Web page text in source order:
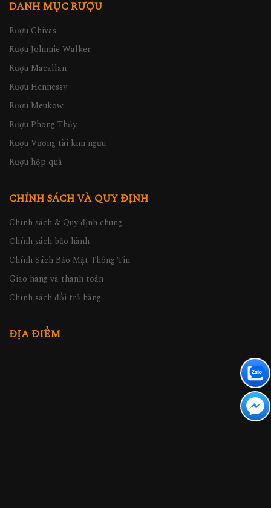
DANH MỤC RƯỢU
Rượu Chivas
Rượu Johnnie Walker
Rượu Macallan
Rượu Hennessy
Rượu Meukow
Rượu Phong Thủy
Rượu Vương tài kim ngưu
Rượu hộp quà
CHÍNH SÁCH VÀ QUY ĐỊNH
Chính sách & Quy định chung
Chính sách bảo hành
Chính Sách Bảo Mật Thông Tin
Giao hàng và thanh toán
Chính sách đổi trả hàng
ĐỊA ĐIỂM